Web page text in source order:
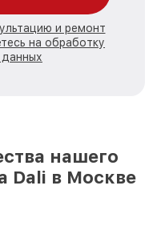
и ремонт
на обработку
нашего
Dali в Москве